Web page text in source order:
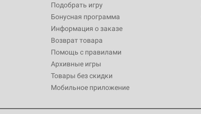
Подобрать игру
Бонусная программа
Информация о заказе
Возврат товара
Помощь с правилами
Архивные игры
Товары без скидки
Мобильное приложение